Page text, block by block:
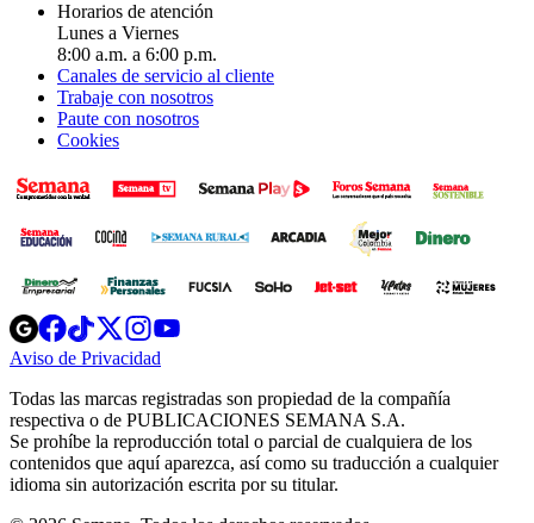
Horarios de atención
Lunes a Viernes
8:00 a.m. a 6:00 p.m.
Canales de servicio al cliente
Trabaje con nosotros
Paute con nosotros
Cookies
Opens
in
new
Opens
in
new
Opens
in
new
window
Opens
new
windowwindow
Aviso de Privacidad
new
window
Todas las marcas registradas son propiedad de la compañía
respectiva o de PUBLICACIONES SEMANA S.A.
Se prohíbe la reproducción total o parcial de cualquiera de los
contenidos que aquí aparezca, así como su traducción a cualquier
idioma sin autorización escrita por su titular.